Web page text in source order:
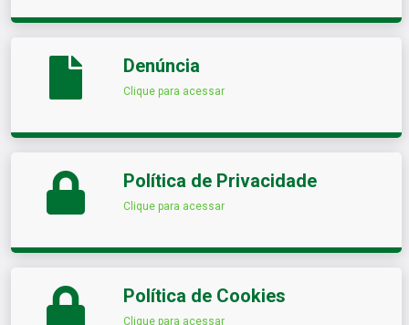
Denúncia
Clique para acessar
Política de Privacidade
Clique para acessar
Política de Cookies
Clique para acessar